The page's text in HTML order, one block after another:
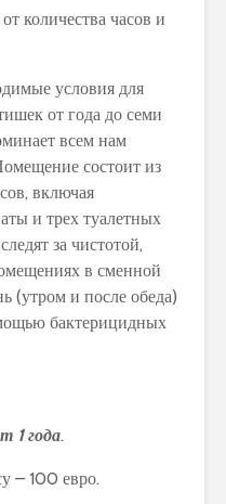
количества часов и
условия для
от года до семи
всем нам
состоит из
включая
и трех туалетных
за чистотой,
в сменной
(утром и после обеда)
бактерицидных
1 года.
– 100 евро.